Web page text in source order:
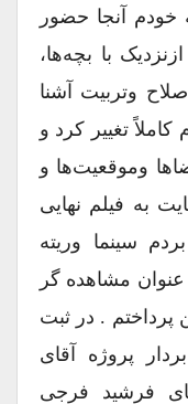
خودم آنجا حضور
با بچه‌ها،
وتربیت آشنا
تغییر کرد و
وموقعیت‌ها و
به فیلم نهایی
سینما وریته
مشاهده ‌گر
. در ثبت
پروژه آقای
فرشید فرجی